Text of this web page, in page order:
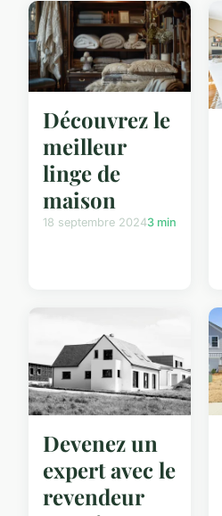
Découvrez le
meilleur
linge de
maison
18 septembre 20243 min
Devenez un
expert avec le
revendeur